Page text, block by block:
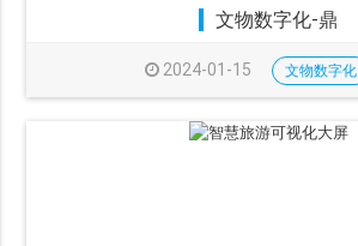
文物数字化-鼎
2024-01-15 文物数字化